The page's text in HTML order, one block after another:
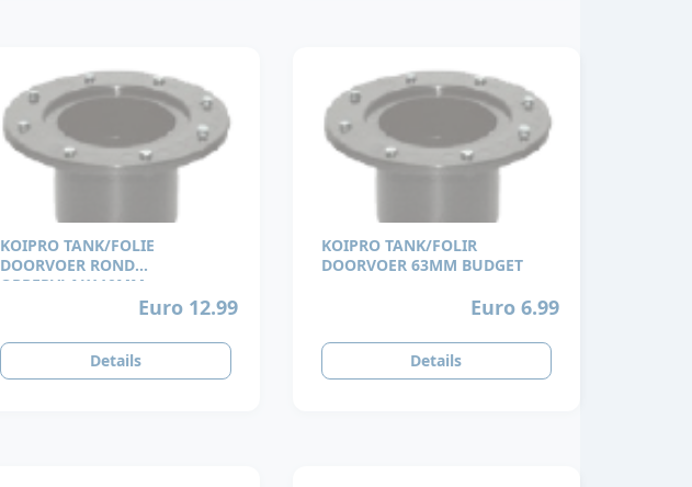
KOIPRO TANK/FOLIE
DOORVOER ROND
OPPERVLAK110MM
Euro 12.99
Details
KOIPRO TANK/FOLIR
DOORVOER 63MM BUDGET
Euro 6.99
Details